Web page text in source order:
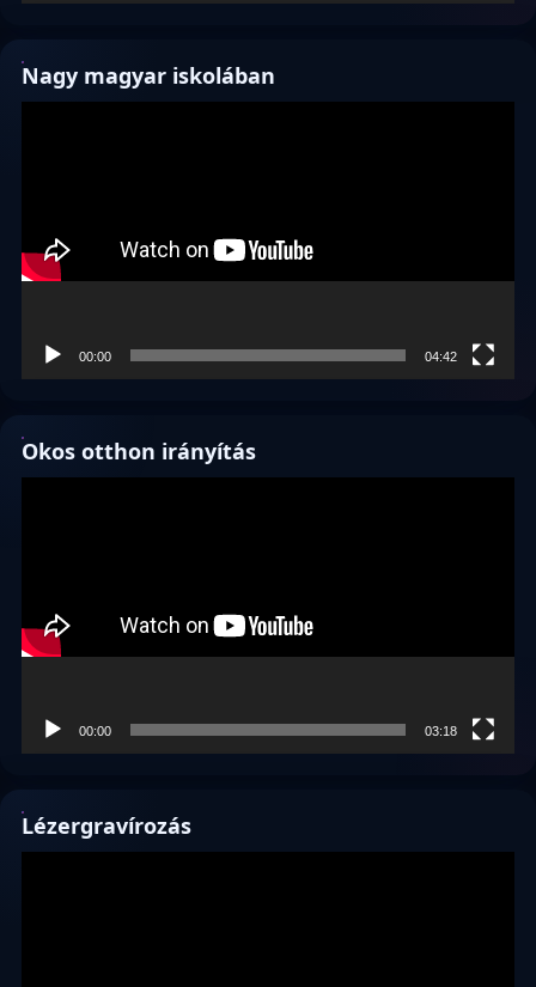
Nagy magyar iskolában
00:00 04:42
Okos otthon irányítás
00:00 03:18
Lézergravírozás